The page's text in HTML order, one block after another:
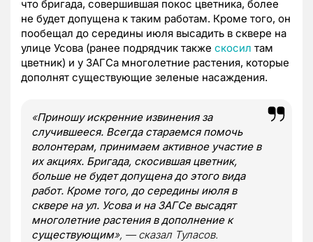
что бригада, совершившая покос цветника, более
не будет допущена к таким работам. Кроме того, он
пообещал до середины июля высадить в сквере на
улице Усова (ранее подрядчик также скосил там
цветник) и у ЗАГСа многолетние растения, которые
дополнят существующие зеленые насаждения.
«Приношу искренние извинения за
случившееся. Всегда стараемся помочь
волонтерам, принимаем активное участие в
их акциях. Бригада, скосившая цветник,
больше не будет допущена до этого вида
работ. Кроме того, до середины июля в
сквере на ул. Усова и на ЗАГСе высадят
многолетние растения в дополнение к
существующим», — сказал Туласов.